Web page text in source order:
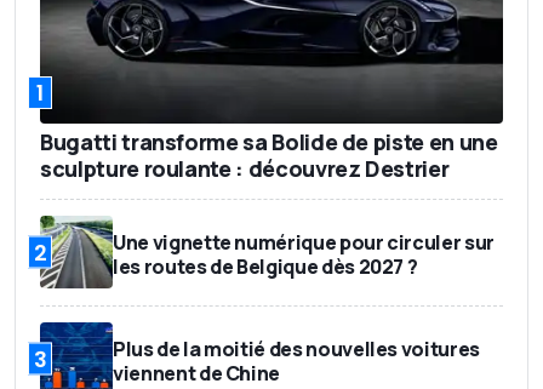
1
Bugatti transforme sa Bolide de piste en une
sculpture roulante : découvrez Destrier
2
Une vignette numérique pour circuler sur
les routes de Belgique dès 2027 ?
3
Plus de la moitié des nouvelles voitures
viennent de Chine